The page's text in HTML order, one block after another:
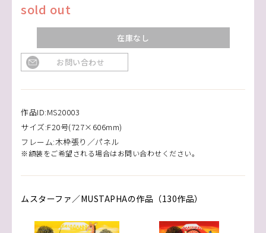
sold out
在庫なし
お問い合わせ
作品ID:MS20003
サイズ:F20号(727×606mm)
フレーム:木枠張り／パネル
※額装をご希望される場合はお問い合わせください。
ムスターファ／MUSTAPHAの作品（130作品）